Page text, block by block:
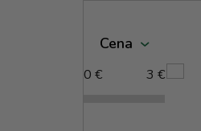
Cena
0 € 3 €
i